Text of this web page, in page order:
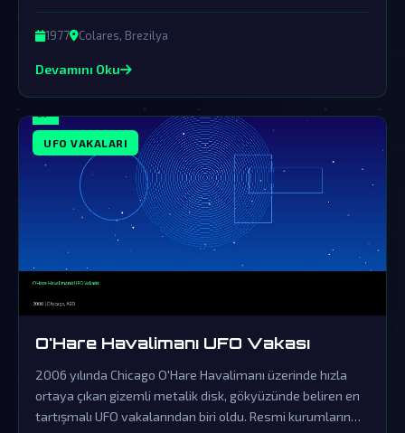
açıkça müdahale ettiğinin en etkileyici örneklerinden
biridir.
1977 Colares, Brezilya
Devamını Oku
UFO VAKALARI
O'Hare Havalimanı UFO Vakası
2006 yılında Chicago O'Hare Havalimanı üzerinde hızla
ortaya çıkan gizemli metalik disk, gökyüzünde beliren en
tartışmalı UFO vakalarından biri oldu. Resmi kurumların